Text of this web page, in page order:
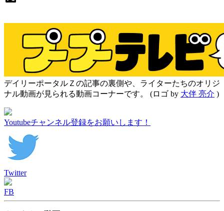
デイリーポータルＺの記事の裏側や、ライターたちのオリジ
ナル動画が見られる動画コーナーです。 (ロゴ by 大伴 亮介 )
Youtubeチャンネル登録をお願いします！
Twitter
FB